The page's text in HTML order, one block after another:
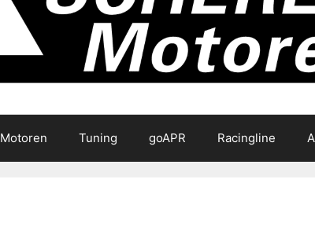
Motoren Tuning goAPR Racingline